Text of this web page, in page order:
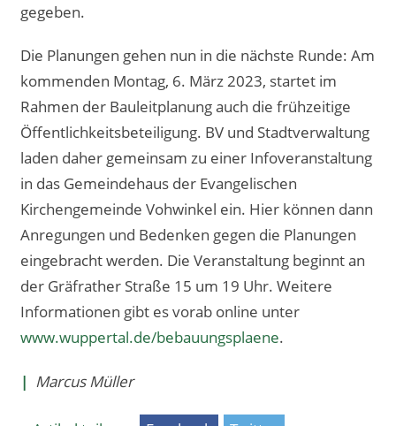
gegeben.
Die Planungen gehen nun in die nächste Runde: Am
kommenden Montag, 6. März 2023, startet im
Rahmen der Bauleitplanung auch die frühzeitige
Öffentlichkeitsbeteiligung. BV und Stadtverwaltung
laden daher gemeinsam zu einer Infoveranstaltung
in das Gemeindehaus der Evangelischen
Kirchengemeinde Vohwinkel ein. Hier können dann
Anregungen und Bedenken gegen die Planungen
eingebracht werden. Die Veranstaltung beginnt an
der Gräfrather Straße 15 um 19 Uhr. Weitere
Informationen gibt es vorab online unter
www.wuppertal.de/bebauungsplaene.
| Marcus Müller